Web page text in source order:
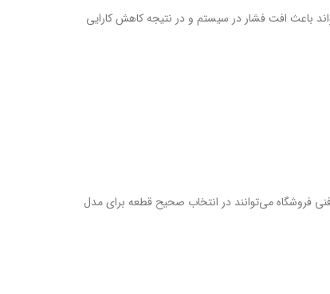
باعث افت فشار در سیستم و در نتیجه کاهش کارایی
فنی فروشگاه می‌توانند در انتخاب صحیح قطعه برای مدل